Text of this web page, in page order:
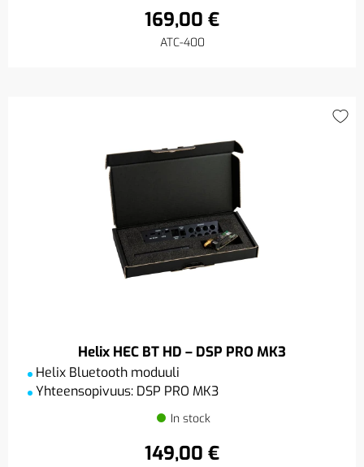
169,00 €
ATC-400
Helix HEC BT HD – DSP PRO MK3
Helix Bluetooth moduuli
Yhteensopivuus: DSP PRO MK3
In stock
149,00 €